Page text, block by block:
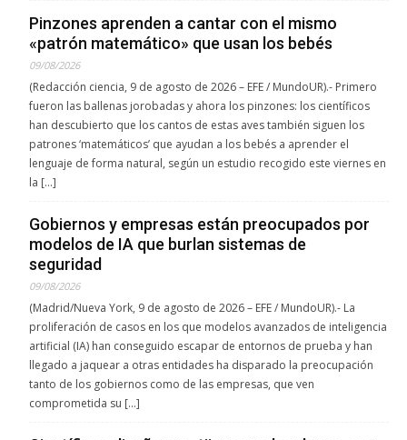
Pinzones aprenden a cantar con el mismo
«patrón matemático» que usan los bebés
09/08/2026
(Redacción ciencia, 9 de agosto de 2026 – EFE / MundoUR).- Primero
fueron las ballenas jorobadas y ahora los pinzones: los científicos
han descubierto que los cantos de estas aves también siguen los
patrones ‘matemáticos’ que ayudan a los bebés a aprender el
lenguaje de forma natural, según un estudio recogido este viernes en
la […]
Gobiernos y empresas están preocupados por
modelos de IA que burlan sistemas de
seguridad
09/08/2026
(Madrid/Nueva York, 9 de agosto de 2026 – EFE / MundoUR).- La
proliferación de casos en los que modelos avanzados de inteligencia
artificial (IA) han conseguido escapar de entornos de prueba y han
llegado a jaquear a otras entidades ha disparado la preocupación
tanto de los gobiernos como de las empresas, que ven
comprometida su […]